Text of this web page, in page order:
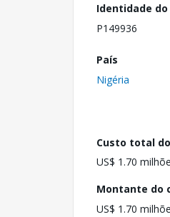
Identidade
P149936
País
Nigéria
Custo total
US$ 1.70
Montante do
US$ 1.70